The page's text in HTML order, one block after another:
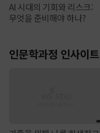
AI 시대의 기회와 리스크:
무엇을 준비해야 하나?
인문학과정 인사이